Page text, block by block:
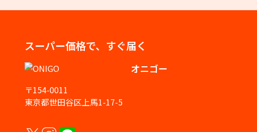
スーパー価格で、すぐ届く
オニゴー
〒154-0011
東京都世田谷区上馬1-17-5